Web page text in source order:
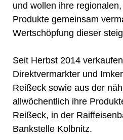
und wollen ihre
Produkte gemeinsam
Wertschöpfung dieser
Seit Herbst 2014
Direktvermarkter und
Reißeck sowie aus der
allwöchentlich ihre
Reißeck, in der
Bankstelle Kolbnitz.